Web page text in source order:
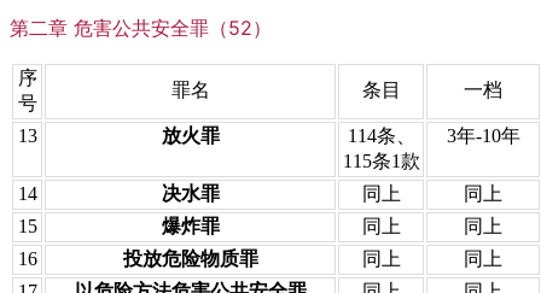
第二章 危害公共安全罪（52）
序
号
罪名 条目 一档
13 放火罪
114条、
115条1款
3年-10年
14 决水罪 同上
同上
15
爆炸罪 同上
同上
16
投放危险物质罪 同上
同上